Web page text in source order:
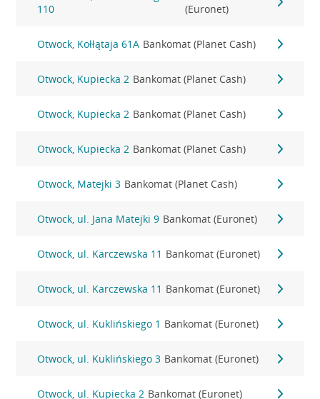
110
(Euronet)
Otwock, Kołłątaja 61A Bankomat (Planet Cash)
Otwock, Kupiecka 2 Bankomat (Planet Cash)
Otwock, Kupiecka 2 Bankomat (Planet Cash)
Otwock, Kupiecka 2 Bankomat (Planet Cash)
Otwock, Matejki 3 Bankomat (Planet Cash)
Otwock, ul. Jana Matejki 9 Bankomat (Euronet)
Otwock, ul. Karczewska 11 Bankomat (Euronet)
Otwock, ul. Karczewska 11 Bankomat (Euronet)
Otwock, ul. Kuklińskiego 1 Bankomat (Euronet)
Otwock, ul. Kuklińskiego 3 Bankomat (Euronet)
Otwock, ul. Kupiecka 2 Bankomat (Euronet)